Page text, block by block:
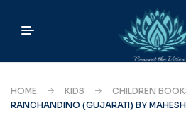
HOME KIDS CHILDREN
RANCHANDINO (GUJARATI) BY MAHESH